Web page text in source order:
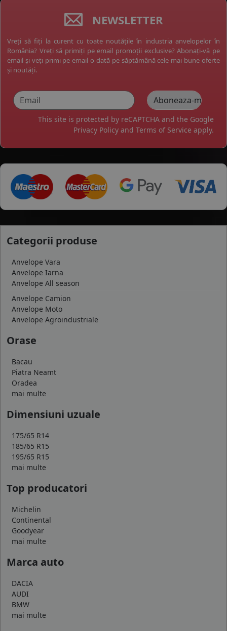
NEWSLETTER
Vreți să fiți la curent cu toate noutățile în industria anvelopelor în
România? Vreți să primiți pe email promoții exclusive? Abonați-vă pe
email și veți primi pe email o dată pe săptămână cele mai bune oferte
și noutăți.
This site is protected by reCAPTCHA and the Google
Privacy Policy and Terms of Service apply.
Categorii produse
Anvelope Vara
Anvelope Iarna
Anvelope All season
Anvelope Camion
Anvelope Moto
Anvelope Agroindustriale
Orase
Bacau
Piatra Neamt
Oradea
mai multe
Dimensiuni uzuale
175/65 R14
185/65 R15
195/65 R15
mai multe
Top producatori
Michelin
Continental
Goodyear
mai multe
Marca auto
DACIA
AUDI
BMW
mai multe